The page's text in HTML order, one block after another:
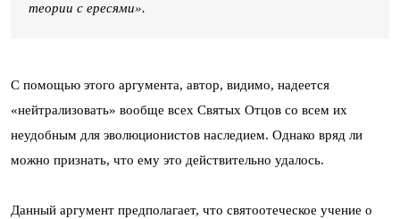
теории с ересями».
С помощью этого аргумента, автор, видимо, надеется
«нейтрализовать» вообще всех Святых Отцов со всем их
неудобным для эволюционистов наследием. Однако вряд ли
можно признать, что ему это действительно удалось.
Данный аргумент предполагает, что святоотеческое учение о